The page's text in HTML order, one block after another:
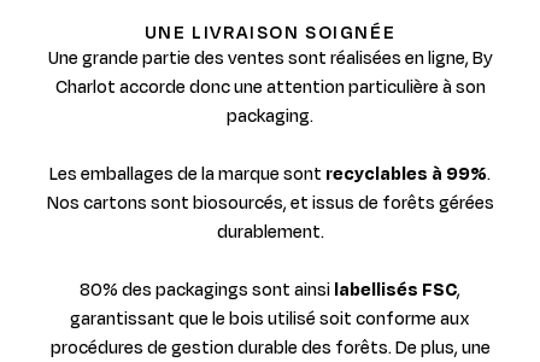
UNE LIVRAISON SOIGNÉE
Une grande partie des ventes sont réalisées en ligne, By
Charlot accorde donc une attention particulière à son
packaging.
Les emballages de la marque sont recyclables à 99%.
Nos cartons sont biosourcés, et issus de forêts gérées
durablement.
80% des packagings sont ainsilabellisés FSC,
garantissant que le bois utilisé soit conforme aux
procédures de gestion durable des forêts. De plus, une